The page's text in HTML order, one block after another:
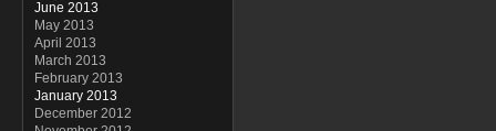
June 2013
May 2013
April 2013
March 2013
February 2013
January 2013
December 2012